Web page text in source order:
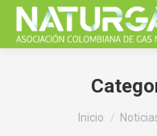
Estás aquí:
Inicio